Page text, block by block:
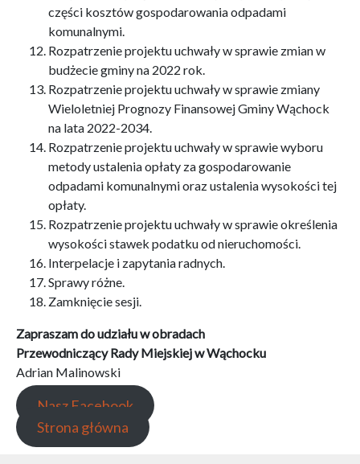
części kosztów gospodarowania odpadami
komunalnymi.
Rozpatrzenie projektu uchwały w sprawie zmian w
budżecie gminy na 2022 rok.
Rozpatrzenie projektu uchwały w sprawie zmiany
Wieloletniej Prognozy Finansowej Gminy Wąchock
na lata 2022-2034.
Rozpatrzenie projektu uchwały w sprawie wyboru
metody ustalenia opłaty za gospodarowanie
odpadami komunalnymi oraz ustalenia wysokości tej
opłaty.
Rozpatrzenie projektu uchwały w sprawie określenia
wysokości stawek podatku od nieruchomości.
Interpelacje i zapytania radnych.
Sprawy różne.
Zamknięcie sesji.
Zapraszam do udziału w obradach
Przewodniczący Rady Miejskiej w Wąchocku
Adrian Malinowski
Nasz Facebook
Strona główna